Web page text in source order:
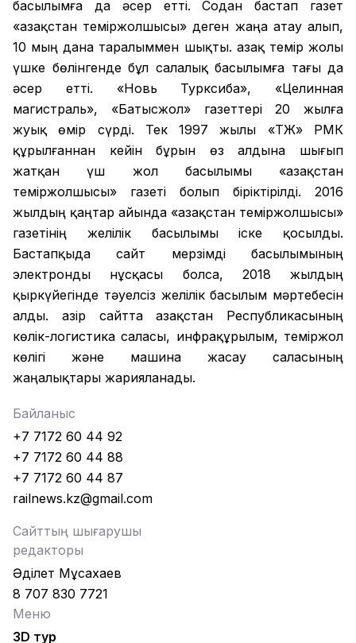
басылымға да әсер етті. Содан бастап газет
«Қазақстан теміржолшысы» деген жаңа атау алып,
10 мың дана таралыммен шықты. Қазақ темір жолы
үшке бөлінгенде бұл салалық басылымға тағы да
әсер етті. «Новь Турксиба», «Целинная
магистраль», «Батысжол» газеттері 20 жылға
жуық өмір сүрді. Тек 1997 жылы «ҚТЖ» РМК
құрылғаннан кейін бұрын өз алдына шығып
жатқан үш жол басылымы «Қазақстан
теміржолшысы» газеті болып біріктірілді. 2016
жылдың қаңтар айында «Қазақстан теміржолшысы»
газетінің желілік басылымы іске қосылды.
Бастапқыда сайт мерзімді басылымының
электронды нұсқасы болса, 2018 жылдың
қыркүйегінде тәуелсіз желілік басылым мәртебесін
алды. Қазір сайтта Қазақстан Республикасының
көлік-логистика саласы, инфрақұрылым, теміржол
көлігі және машина жасау саласының
жаңалықтары жарияланады.
Байланыс
+7 7172 60 44 92
+7 7172 60 44 88
+7 7172 60 44 87
railnews.kz@gmail.com
Сайттың шығарушы
редакторы
Әділет Мұсахаев
8 707 830 7721
Меню
3D тур